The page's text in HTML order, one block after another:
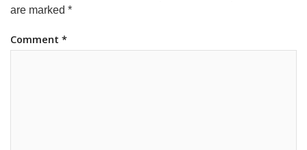
are marked *
Comment *